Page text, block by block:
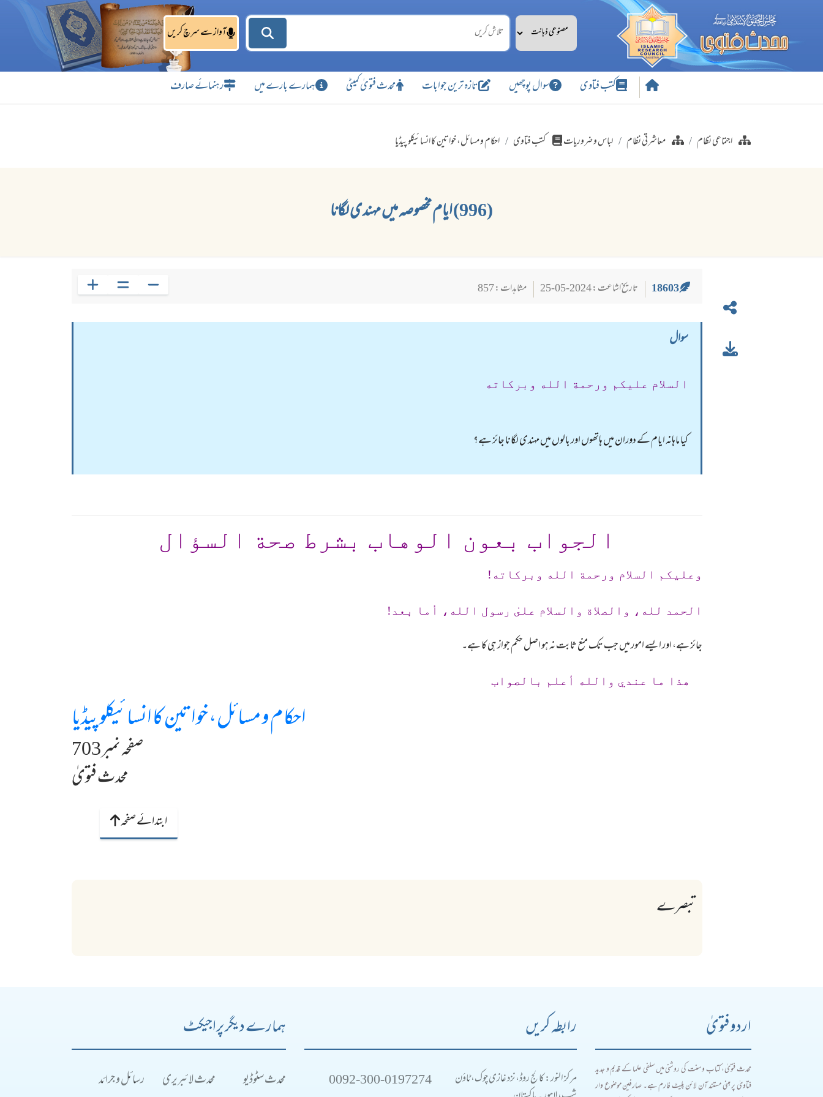
آواز سے سرچ کریں
کتب فتاوی سوال پوچھیں تازہ ترین جوابات محدث فتویٰ کمیٹی ہمارے بارے میں رہنمائے صارف
اجتماعی نظام معاشرتی نظام لباس و ضروریات کتب فتاوی احکام و مسائل، خواتین کا انسائیکلو پیڈیا
(996) ایام مخصوصہ میں مہندی لگانا
18603 تاریخ اشاعت : 2024-05-25 مشاہدات : 857
سوال
السلام عليكم ورحمة الله وبركاته
کیا ماہانہ ایام کے دوران میں ہاتھوں اور بالوں میں مہندی لگانا جائز ہے؟
الجواب بعون الوهاب بشرط صحة السؤال
وعلیکم السلام ورحمة الله وبرکاته!
الحمد لله، والصلاة والسلام علىٰ رسول الله، أما بعد!
جائز ہے، اور ایسے امور میں جب تک منع ثابت نہ ہو اصل حکم جواز ہی کا ہے۔
ھذا ما عندي والله أعلم بالصواب
احکام و مسائل، خواتین کا انسائیکلوپیڈیا
صفحہ نمبر 703
محدث فتویٰ
ابتدائے صفحہ
تبصرے
اردو فتویٰ
محدث فتویٰ، کتاب و سنت کی روشنی میں سلفی علما کے قدیم و جدید
فتاویٰ پر مبنی مستند آن لائن پلیٹ فارم ہے۔ صارفین موضوع وار
رابطہ کریں
مرکز النور: کالج روڈ، نزد غازی چوک، ٹاؤن
0092-300-0197274
ہمارے دیگر پراجیکٹ
محدث سٹوڈیو محدث لائبریری رسائل و جرائد